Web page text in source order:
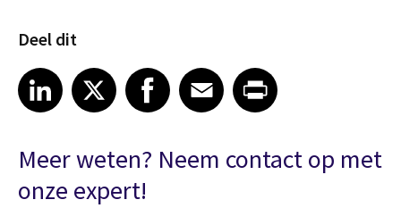
Deel dit
Share article on LinkedIn
LinkedIn
Share article on XShare article on Facebook
Facebook
Share article on Email
EmailShare article on Print
Meer weten? Neem contact op met
onze expert!